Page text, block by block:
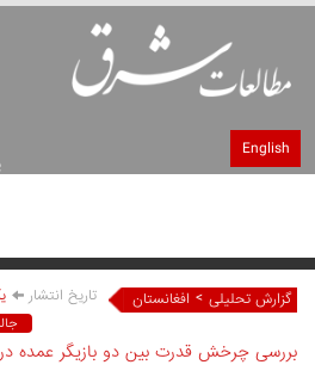
English
گزارش تحلیلی > افغانستان تاریخ انتشار
بررسی چرخش قدرت بین دو بازیگر عمده